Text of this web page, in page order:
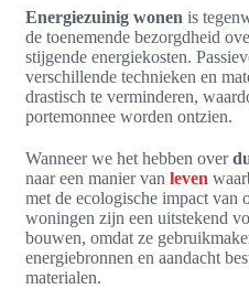
Energiezuinig wonen is
de toenemende bezorgdheid
stijgende energiekosten.
verschillende technieken en
drastisch te verminderen,
portemonnee worden ontzien.
Wanneer we het hebben over
naar een manier van leven
met de ecologische impact van
woningen zijn een uitstekend
bouwen, omdat ze
energiebronnen en aandacht
materialen.